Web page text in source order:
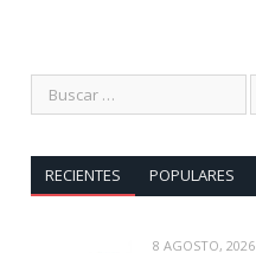
RECIENTES POPULARES
8 AGOSTO, 2026